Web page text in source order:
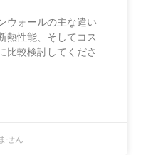
ウォールの主な違い
熱性能、そしてコス
比較検討してくださ
せん